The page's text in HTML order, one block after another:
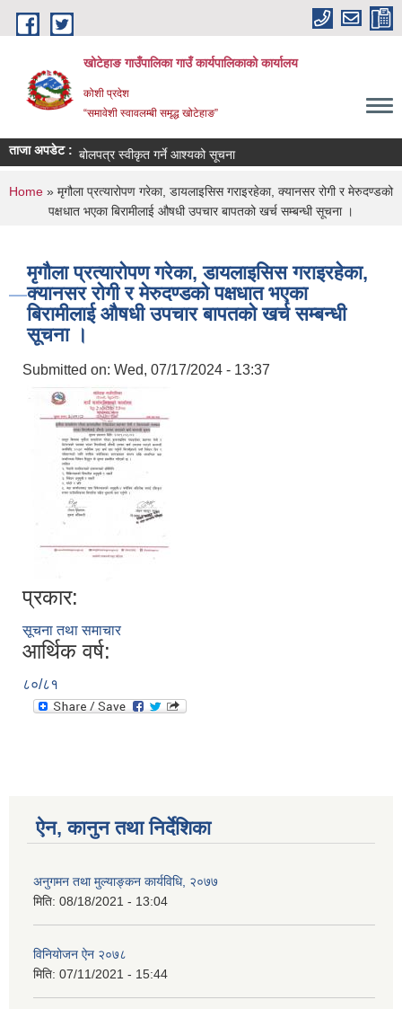
Skip to main content
खोटेहाङ गाउँपालिका गाउँ कार्यपालिकाको कार्यालय
कोशी प्रदेश
“समावेशी स्वावलम्बी समृद्ध खोटेहाङ”
ताजा अपडेट :बोलपत्र स्वीकृत गर्ने आश्यको सूचना
You are here
Home » मृगौला प्रत्यारोपण गरेका, डायलाइसिस गराइरहेका, क्यानसर रोगी र मेरुदण्डको
पक्षधात भएका बिरामीलाई ‌‍‌‌‌औषधी उपचार बापतको खर्च सम्बन्धी सूचना ।
मृगौला प्रत्यारोपण गरेका, डायलाइसिस गराइरहेका,
क्यानसर रोगी र मेरुदण्डको पक्षधात भएका
बिरामीलाई ‌‍‌‌‌औषधी उपचार बापतको खर्च सम्बन्धी
सूचना ।
Submitted on: Wed, 07/17/2024 - 13:37
प्रकार:
सूचना तथा समाचार
आर्थिक वर्ष:
८०/८१
ऐन, कानुन तथा निर्देशिका
अनुगमन तथा मुल्याङ्कन कार्यविधि, २०७७
मिति: 08/18/2021 - 13:04
विनियोजन ऐन २०७८
मिति: 07/11/2021 - 15:44